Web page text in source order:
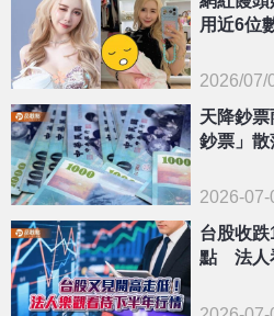
{PLAYICON}
用近6位
2026/07/
天降鈔
鈔票」散
2026-07-
台股收
點 法人